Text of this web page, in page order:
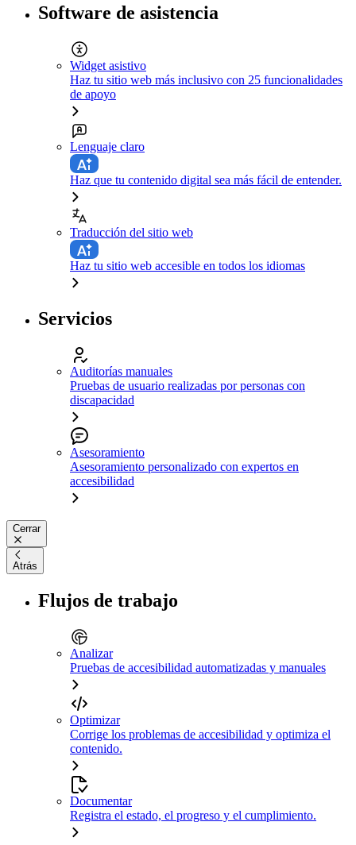
Software de asistencia
Widget asistivo
Haz tu sitio web más inclusivo con 25 funcionalidades
de apoyo
Lenguaje claro
Haz que tu contenido digital sea más fácil de entender.
Traducción del sitio web
Haz tu sitio web accesible en todos los idiomas
Servicios
Auditorías manuales
Pruebas de usuario realizadas por personas con
discapacidad
Asesoramiento
Asesoramiento personalizado con expertos en
accesibilidad
Cerrar
Atrás
Flujos de trabajo
Analizar
Pruebas de accesibilidad automatizadas y manuales
Optimizar
Corrige los problemas de accesibilidad y optimiza el
contenido.
Documentar
Registra el estado, el progreso y el cumplimiento.